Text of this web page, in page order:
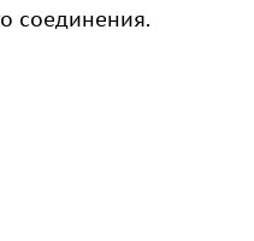
соединения.